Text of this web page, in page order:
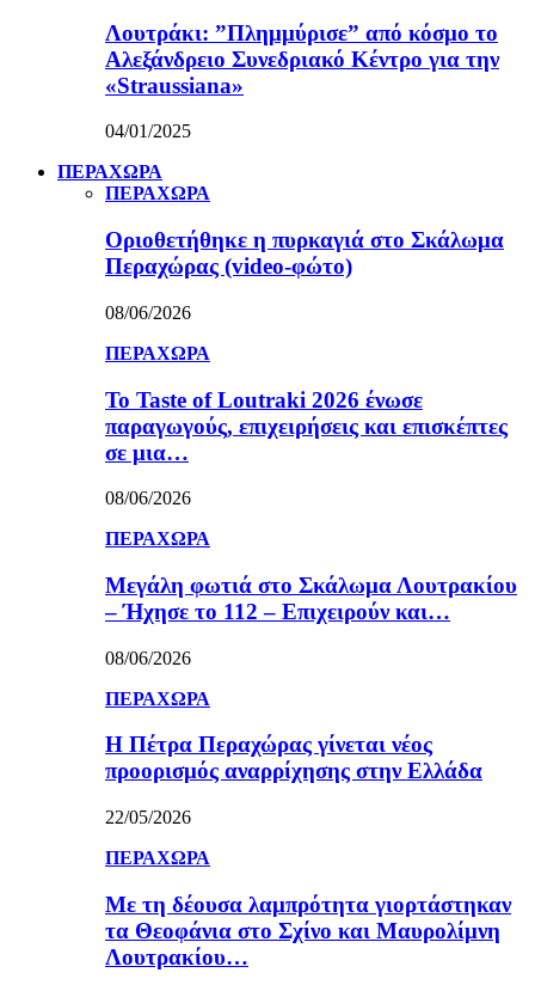
Λουτράκι: ”Πλημμύρισε” από κόσμο το
Αλεξάνδρειο Συνεδριακό Κέντρο για την
«Straussiana»
04/01/2025
ΠΕΡΑΧΩΡΑ
ΠΕΡΑΧΩΡΑ
Οριοθετήθηκε η πυρκαγιά στο Σκάλωμα
Περαχώρας (video-φώτο)
08/06/2026
ΠΕΡΑΧΩΡΑ
Το Taste of Loutraki 2026 ένωσε
παραγωγούς, επιχειρήσεις και επισκέπτες
σε μια…
08/06/2026
ΠΕΡΑΧΩΡΑ
Μεγάλη φωτιά στο Σκάλωμα Λουτρακίου
– Ήχησε το 112 – Επιχειρούν και…
08/06/2026
ΠΕΡΑΧΩΡΑ
Η Πέτρα Περαχώρας γίνεται νέος
προορισμός αναρρίχησης στην Ελλάδα
22/05/2026
ΠΕΡΑΧΩΡΑ
Με τη δέουσα λαμπρότητα γιορτάστηκαν
τα Θεοφάνια στο Σχίνο και Μαυρολίμνη
Λουτρακίου…